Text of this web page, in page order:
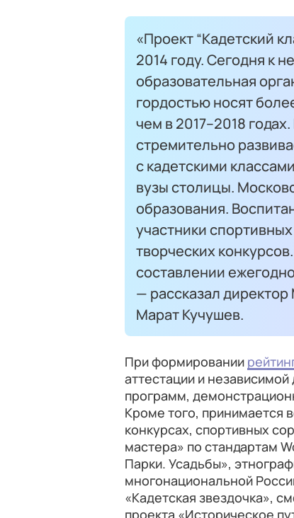
«Проект “Кадетский
2014 году. Сегодня к
образовательная
гордостью носят
чем в 2017–2018
стремительно
с кадетскими
вузы столицы.
образования.
участники
творческих
составлении
— рассказал
Марат Кучушев.
При формировании
аттестации и
программ,
Кроме того, принимается
конкурсах, спортивных
мастера» по стандартам
Парки. Усадьбы»,
многонациональной
«Кадетская звездочка»,
проекта «Историческое